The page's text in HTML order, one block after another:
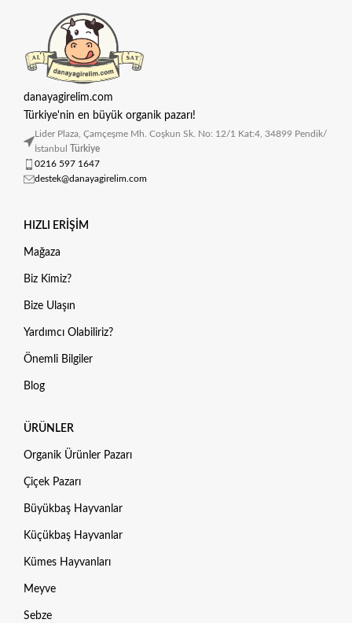
danayagirelim.com
Türkiye'nin en büyük organik pazarı!
Lider Plaza, Çamçeşme Mh. Coşkun Sk. No: 12/1 Kat:4, 34899 Pendik/
İstanbul
Türkiye
0216 597 1647
destek@danayagirelim.com
HIZLI ERIŞIM
Mağaza
Biz Kimiz?
Bize Ulaşın
Yardımcı Olabiliriz?
Önemli Bilgiler
Blog
ÜRÜNLER
Organik Ürünler Pazarı
Çiçek Pazarı
Büyükbaş Hayvanlar
Küçükbaş Hayvanlar
Kümes Hayvanları
Meyve
Sebze